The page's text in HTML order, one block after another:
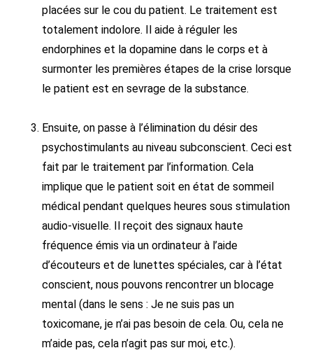
placées sur le cou du patient. Le traitement est
totalement indolore. Il aide à réguler les
endorphines et la dopamine dans le corps et à
surmonter les premières étapes de la crise lorsque
le patient est en sevrage de la substance.
Ensuite, on passe à l’élimination du désir des
psychostimulants au niveau subconscient. Ceci est
fait par le traitement par l’information. Cela
implique que le patient soit en état de sommeil
médical pendant quelques heures sous stimulation
audio-visuelle. Il reçoit des signaux haute
fréquence émis via un ordinateur à l’aide
d’écouteurs et de lunettes spéciales, car à l’état
conscient, nous pouvons rencontrer un blocage
mental (dans le sens : Je ne suis pas un
toxicomane, je n’ai pas besoin de cela. Ou, cela ne
m’aide pas, cela n’agit pas sur moi, etc.).